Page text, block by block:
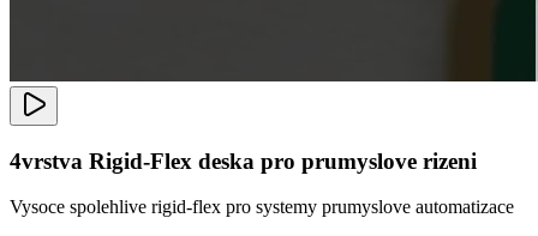
4vrstva Rigid-Flex deska pro prumyslove rizeni
Vysoce spolehlive rigid-flex pro systemy prumyslove automatizace